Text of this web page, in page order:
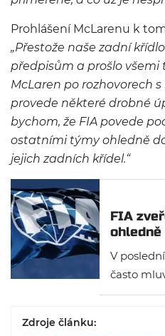
Prohlášení McLarenu k
„Přestože naše zadní
předpisům a prošlo všemi
McLaren po rozhovorech
provede některé drobné
bychom, že FIA povede
ostatními týmy ohledně
jejich zadních křídel.“
FIA
V
často
předních
Zdroje článku: